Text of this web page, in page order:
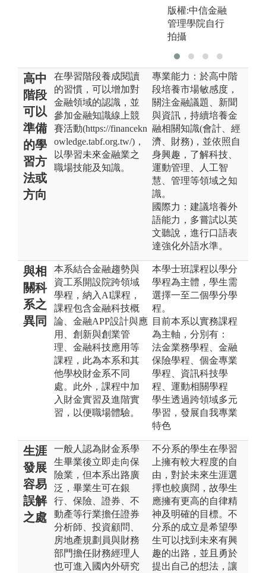
版權:中信金融
管理學院自行
拍攝
高中
階段
可以
準備
的學
習方
法或
方向
在學習階段養成閱讀
的習慣，可以增加對
金融領域的認識，並
參加金融知識線上競
賽活動(https://financekn
owledge.tabf.org.tw/)，
以學習未來金融業之
職場技能及知識。
專業能力：於高中階
段培養市場敏感度，
關注金融議題、新聞
與資訊，持續培養金
融相關知識(會計、經
濟、財務)，並依照自
身興趣，了解科技、
運動管理、人工智
慧、管理等領域之知
識。
國際力：建議培養外
語能力，多嘗試以英
文聽說，進行口語表
達強化外語水準。
與相
關科
系之
異同
本系結合金融趨勢與
資工系開設院跨領域
學程，納入AI課程，
課程包含金融科技概
論、金融APP設計與應
用、創新與創業管
理、金融科技應用等
課程，此為本系和其
他學校財金系不同
處。此外，課程中加
入財金實習及進階實
習，以便職場體驗。
本學士班課程以學分
學程為主體，學生需
選擇一至二個學分學
程。
目前本系以實務課程
為主軸，分別有：
法金業務學程、金融
保險學程、個金專業
學程、資訊科技學
程、運動相關學程
學生透過跨領域多元
學習，發展自我專業
特色
生涯
發展
容易
誤解
之處
一般人認為財金系學
生畢業後立即走向保
險業，但本系出路廣
泛，畢業生可在銀
行、保險、證券、不
動產等行業擔任證券
分析師、投資顧問、
房地產規劃員與財務
部門擔任財務經理人
也可進入國內外研究
不分系的學生在學習
上擁有較大程度的自
由，對於未來生涯選
擇也較廣闊，故學生
應擁有更高的自律精
神及明確的目標。不
分系的成立是希望學
生可以找到未來有興
趣的出路，並且勇於
提出自己的想法，讓